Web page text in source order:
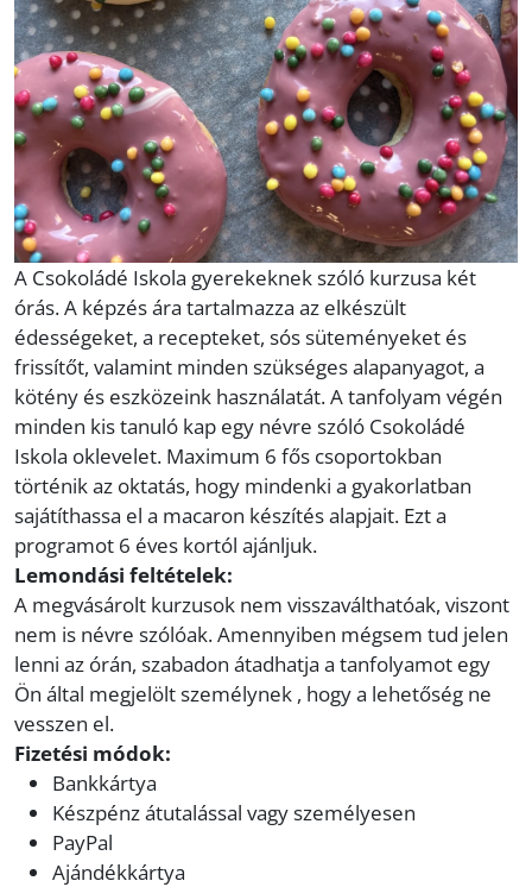
A Csokoládé Iskola gyerekeknek szóló kurzusa két
órás. A képzés ára tartalmazza az elkészült
édességeket, a recepteket, sós süteményeket és
frissítőt, valamint minden szükséges alapanyagot, a
kötény és eszközeink használatát. A tanfolyam végén
minden kis tanuló kap egy névre szóló Csokoládé
Iskola oklevelet. Maximum 6 fős csoportokban
történik az oktatás, hogy mindenki a gyakorlatban
sajátíthassa el a macaron készítés alapjait. Ezt a
programot 6 éves kortól ajánljuk.
Lemondási feltételek:
A megvásárolt kurzusok nem visszaválthatóak, viszont
nem is névre szólóak. Amennyiben mégsem tud jelen
lenni az órán, szabadon átadhatja a tanfolyamot egy
Ön által megjelölt személynek , hogy a lehetőség ne
vesszen el.
Fizetési módok:
Bankkártya
Készpénz átutalással vagy személyesen
PayPal
Ajándékkártya